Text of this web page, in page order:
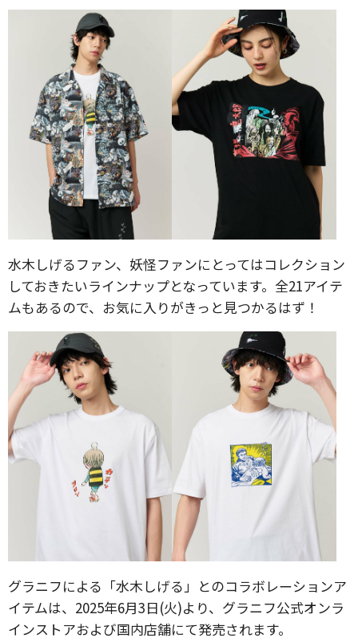
水木しげるファン、妖怪ファンにとってはコレクション
しておきたいラインナップとなっています。全21アイテ
ムもあるので、お気に入りがきっと見つかるはず！
グラニフによる「水木しげる」とのコラボレーションア
イテムは、2025年6月3日(火)より、グラニフ公式オンラ
インストアおよび国内店舗にて発売されます。